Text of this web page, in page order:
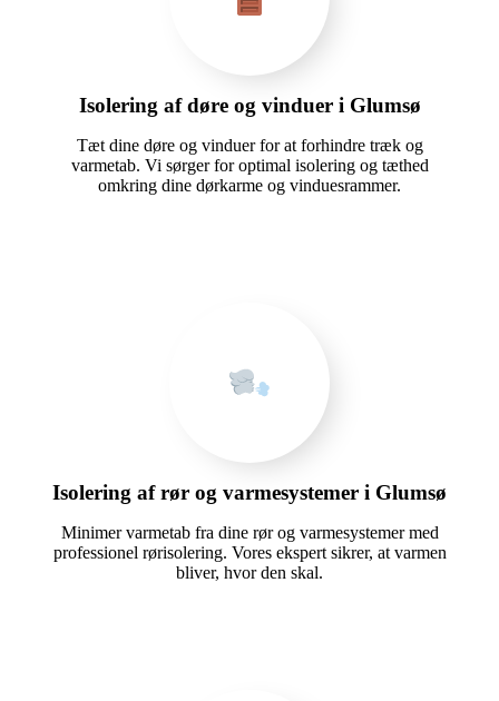
Isolering af døre og vinduer i Glumsø
Tæt dine døre og vinduer for at forhindre træk og
varmetab. Vi sørger for optimal isolering og tæthed
omkring dine dørkarme og vinduesrammer.
Isolering af rør og varmesystemer i Glumsø
Minimer varmetab fra dine rør og varmesystemer med
professionel rørisolering. Vores ekspert sikrer, at varmen
bliver, hvor den skal.